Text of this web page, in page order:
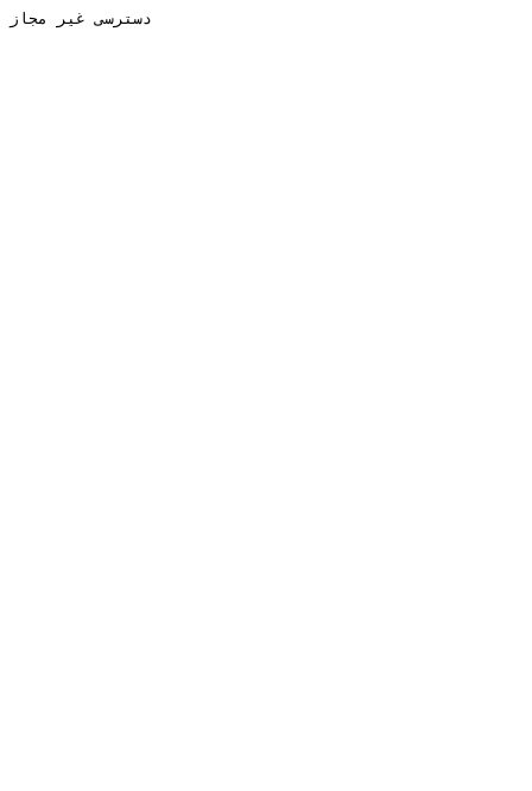
دسترسی غیر مجاز